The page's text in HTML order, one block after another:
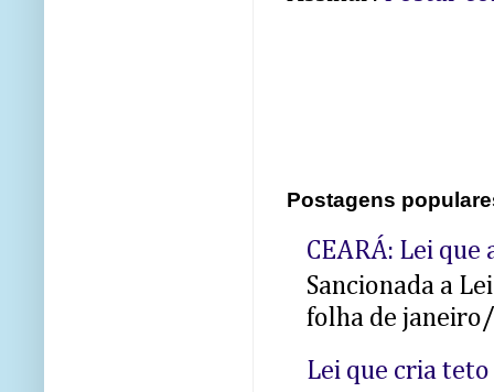
Postagens
CEARÁ: Lei
Sancionada a
folha de
Lei que cria